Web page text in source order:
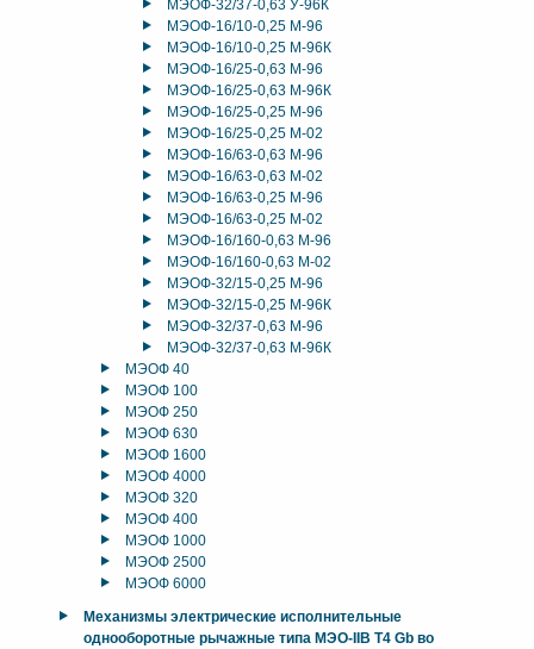
МЭОФ-32/37-0,63 У-96К
МЭОФ-16/10-0,25 М-96
МЭОФ-16/10-0,25 М-96К
МЭОФ-16/25-0,63 М-96
МЭОФ-16/25-0,63 М-96К
МЭОФ-16/25-0,25 М-96
МЭОФ-16/25-0,25 М-02
МЭОФ-16/63-0,63 М-96
МЭОФ-16/63-0,63 М-02
МЭОФ-16/63-0,25 М-96
МЭОФ-16/63-0,25 М-02
МЭОФ-16/160-0,63 М-96
МЭОФ-16/160-0,63 М-02
МЭОФ-32/15-0,25 М-96
МЭОФ-32/15-0,25 М-96К
МЭОФ-32/37-0,63 М-96
МЭОФ-32/37-0,63 М-96К
МЭОФ 40
МЭОФ 100
МЭОФ 250
МЭОФ 630
МЭОФ 1600
МЭОФ 4000
МЭОФ 320
МЭОФ 400
МЭОФ 1000
МЭОФ 2500
МЭОФ 6000
Механизмы электрические исполнительные
однооборотные рычажные типа МЭО-IIB T4 Gb во